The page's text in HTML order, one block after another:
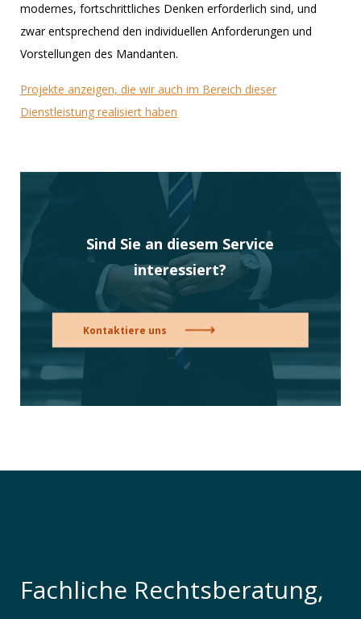
modernes, fortschrittliches Denken erforderlich sind, und
zwar entsprechend den individuellen Anforderungen und
Vorstellungen des Mandanten.
Projekte anzeigen, die wir auch im Bereich dieser
Dienstleistung realisiert haben
Sind Sie an diesem Service
interessiert?
Kontaktiere uns
Fachliche Rechtsberatung,